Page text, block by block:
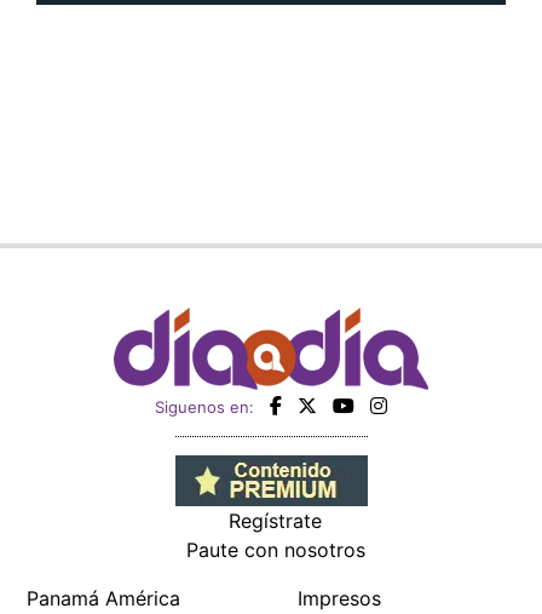
Siguenos en:
Regístrate
Paute con nosotros
Panamá América
Impresos